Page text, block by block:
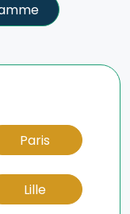
Paris
Lille